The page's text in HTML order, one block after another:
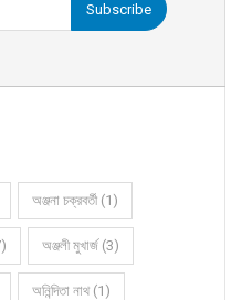
Subscribe
অঞ্জনা চক্রবর্তী (1)
অঞ্জলী মুখার্জ (3)
অনিন্দিতা নাথ (1)